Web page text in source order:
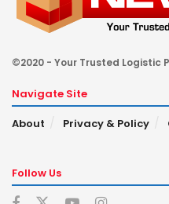
©2020 - Your Trusted Logistic
Navigate Site
About
Privacy & Policy
Follow Us